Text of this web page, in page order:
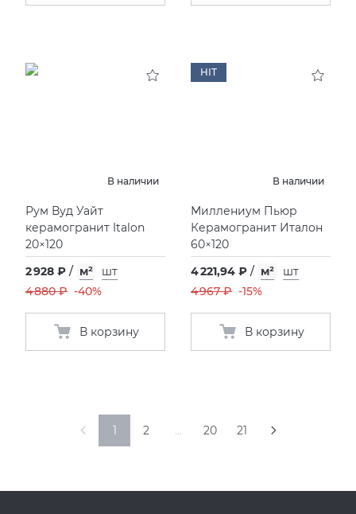
В наличии
Рум Вуд Уайт
керамогранит Italon
20×120
2 928 ₽ / м²
шт
4 880 ₽ -40%
В корзину
HIT
В наличии
Миллениум Пьюр
Керамогранит Италон
60×120
4 221,94 ₽ / м²
шт
4 967 ₽ -15%
В корзину
1 2 … 20 21